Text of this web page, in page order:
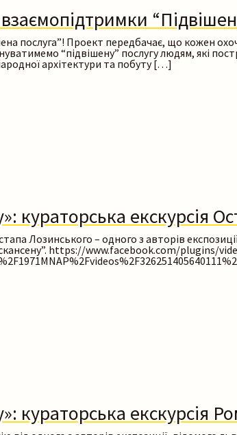
послуга”! Проект передбачає, що кожен
“підвішену” послугу людям, які
архітектури та побуту […]
кураторська екскурсія
Лозинського – одного з авторів
https://www.facebook.com/plugins/
кураторська екскурсія